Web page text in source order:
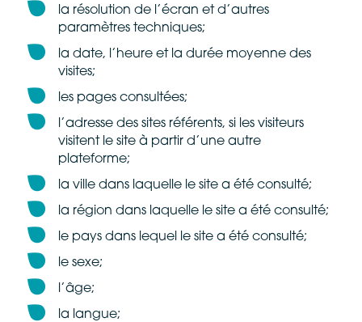
la résolution de l’écran et d’autres
paramètres techniques;
la date, l’heure et la durée moyenne des
visites;
les pages consultées;
l’adresse des sites référents, si les visiteurs
visitent le site à partir d’une autre
plateforme;
la ville dans laquelle le site a été consulté;
la région dans laquelle le site a été consulté;
le pays dans lequel le site a été consulté;
le sexe;
l’âge;
la langue;